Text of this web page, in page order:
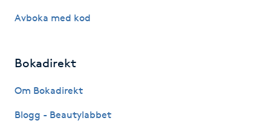
Reflexologi
Avboka med kod
Bokadirekt
Om Bokadirekt
Blogg - Beautylabbet